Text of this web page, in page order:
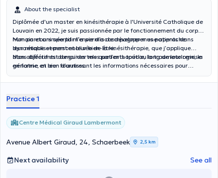
About the specialist
Diplômée d'un master en kinésithérapie à l'Université Catholique de
Louvain en 2022, je suis passionnée par le fonctionnement du corps
humain et animée par l’envie d’accompagner mes patients dans
leur rétablissement et leur bien-être.
Mon parcours sportif m’a permis de développer une approche
dynamique et personnalisée de la kinésithérapie, que j’applique
dans différents domaines tels que l’orthopédie, la traumatologie, la
gériatrie, et bien d’autres.
Mon objectif est de guider mes patients tout au long de leur remise
en forme en leur fournissant les informations nécessaires pour
mobilité.
Practice 1
Centre Médical Giraud Lambermont
Avenue Albert Giraud, 24, Schaerbeek 2,5 km
Next availability See all